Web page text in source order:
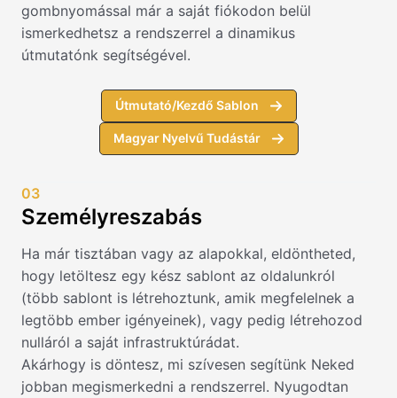
gombnyomással már a saját fiókodon belül
ismerkedhetsz a rendszerrel a dinamikus
útmutatónk segítségével.
Útmutató/Kezdő Sablon
Magyar Nyelvű Tudástár
03
Személyreszabás
Ha már tisztában vagy az alapokkal, eldöntheted,
hogy letöltesz egy kész sablont az oldalunkról
(több sablont is létrehoztunk, amik megfelelnek a
legtöbb ember igényeinek), vagy pedig létrehozod
nulláról a saját infrastruktúrádat.
Akárhogy is döntesz, mi szívesen segítünk Neked
jobban megismerkedni a rendszerrel. Nyugodtan